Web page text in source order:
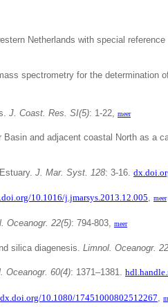
Netherlands with special
spectrometry for the determination
J. Coast. Res. SI(5): 1-22, meer
and adjacent coastal North as a
J. Mar. Syst. 128: 3-16.
10.1016/j.jmarsys.2013.12.005 meer
Oceanogr. 22(5): 794-803, meer
silica diagenesis. Limnol. Oceanogr.
Oceanogr. 60(4): 1371–1381.
dx.doi.org/10.1080/17451000802512267